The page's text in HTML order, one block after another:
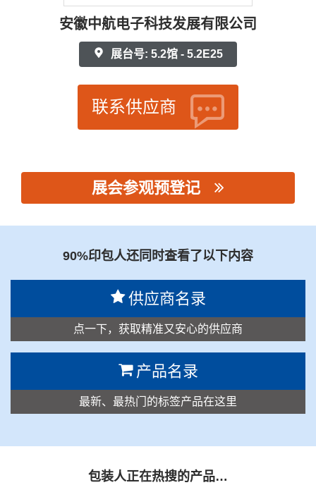
安徽中航电子科技发展有限公司
展台号: 5.2馆 - 5.2E25
联系供应商
展会参观预登记
90%印包人还同时查看了以下内容
供应商名录
点一下，获取精准又安心的供应商
产品名录
最新、最热门的标签产品在这里
包装人正在热搜的产品…